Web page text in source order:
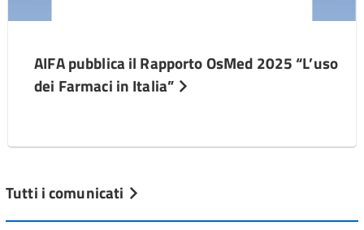
AIFA pubblica il Rapporto OsMed 2025 “L’uso
dei Farmaci in Italia”
Tutti i comunicati